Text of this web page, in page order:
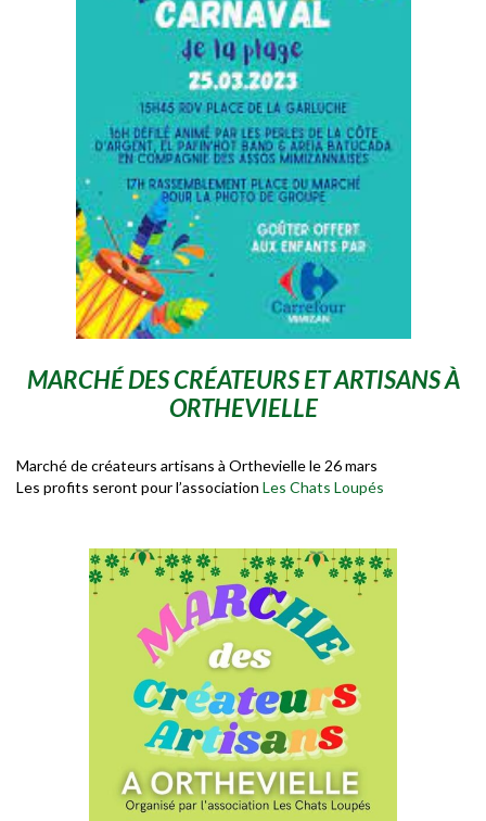
MARCHÉ DES CRÉATEURS ET ARTISANS À
ORTHEVIELLE
Marché de créateurs artisans à Orthevielle le 26 mars
Les profits seront pour l’association Les Chats Loupés